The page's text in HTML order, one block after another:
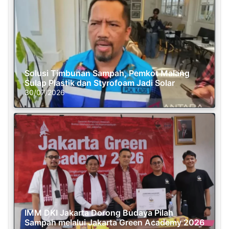
Solusi Timbunan Sampah, Pemkot Malang
Sulap Plastik dan Styrofoam Jadi Solar
30/07/2026
IMM DKI Jakarta Dorong Budaya Pilah
Sampah melalui Jakarta Green Academy 2026